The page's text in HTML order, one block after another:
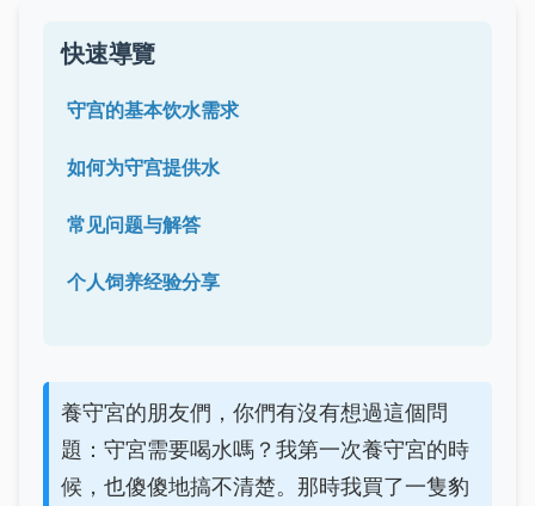
快速導覽
守宫的基本饮水需求
如何为守宫提供水
常见问题与解答
个人饲养经验分享
養守宮的朋友們，你們有沒有想過這個問
題：守宮需要喝水嗎？我第一次養守宮的時
候，也傻傻地搞不清楚。那時我買了一隻豹